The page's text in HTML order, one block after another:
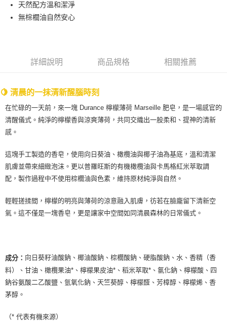
街口支付
ATM付款
運送方式
全家取貨付款
每筆NT$80，滿NT$999(含以上)免運費
每筆NT$80，滿NT$999(含以上)免運費
7-11取貨付款
每筆NT$80，滿NT$999(含以上)免運費
7-11純取貨 (先付款
每筆NT$80，滿NT$999(含以上)免運費
離島宅配（澎湖、金門、馬祖、小琉球）
每筆NT$250，滿NT$3,000(含以上)免運費
付款後門市自取
免運費
天然配方溫和潔淨
無棕櫚油自然安心
詳細說明 商品規格 相關推薦
🍋 清晨的一抹清新醒腦時刻
在忙碌的一天前，來一塊 Durance 檸檬薄荷 Marseille 肥皂，是一場感官的
清醒儀式。純淨的檸檬香與涼爽薄荷，共同交織出一股柔和、提神的清新
感。
這塊手工製造的香皂，使用向日葵油、橄欖油與椰子油為基底，溫和清潔
肌膚並帶來細緻泡沫。更以普羅旺斯的有機橄欖油與卡馬格紅米萃取調
配，製作過程中不使用棕櫚油與色素，維持原材純淨與自然。
輕輕搓揉間，檸檬的明亮與薄荷的涼意融入肌膚，彷若在臉龐留下清新空
氣。這不僅是一塊香皂，更是讓家中空間如同清晨森林的日常儀式。
成分： 向日葵籽油酸鈉、椰油酸鈉、棕櫚酸鈉、硬脂酸鈉、水、香精（香
料）、甘油、橄欖果油*、檸檬果皮油*、稻米萃取*、氯化鈉、檸檬酸、四
鈉谷氨酸二乙酸鹽、氫氧化鈉、天竺葵醇、檸檬醛、芳樟醇、檸檬烯、香
茅醇。
（* 代表有機來源）